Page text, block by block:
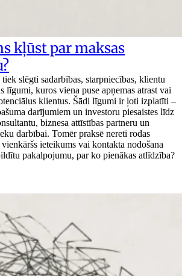
kļūst par maksas
slēgti sadarbības, starpniecības, klientu
līgumi, kuros viena puse apņemas atrast vai
klientus. Šādi līgumi ir ļoti izplatīti –
darījumiem un investoru piesaistes līdz
biznesa attīstības partneru un
darbībai. Tomēr praksē nereti rodas
ieteikums vai kontakta nodošana
pakalpojumu, par ko pienākas atlīdzība?